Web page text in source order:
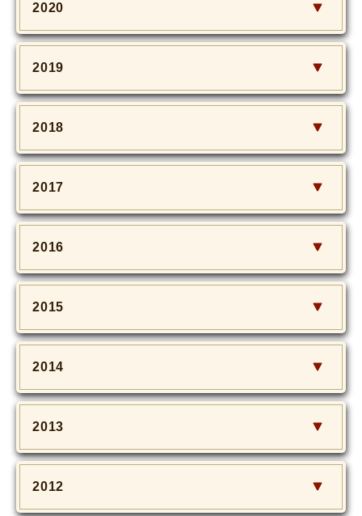
2020
2019
2018
2017
2016
2015
2014
2013
2012